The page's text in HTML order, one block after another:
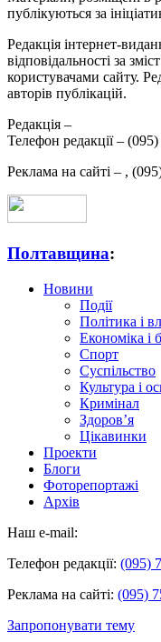
публікуються за
Редакція інтернет-
відповідальності за
користувачами сайту.
авторів публікацій.
Редакція –
Телефон редакції –
Реклама на сайті – ,
Полтавщина:
Новини
Події
Політика і
Економіка і
Спорт
Суспільство
Культура і
Кримінал
Здоров’я
Цікавинки
Проекти
Блоги
Фоторепортажі
Архів
Наш e-mail:
Телефон редакції: (095)
Реклама на сайті: (095)
Запропонувати тему